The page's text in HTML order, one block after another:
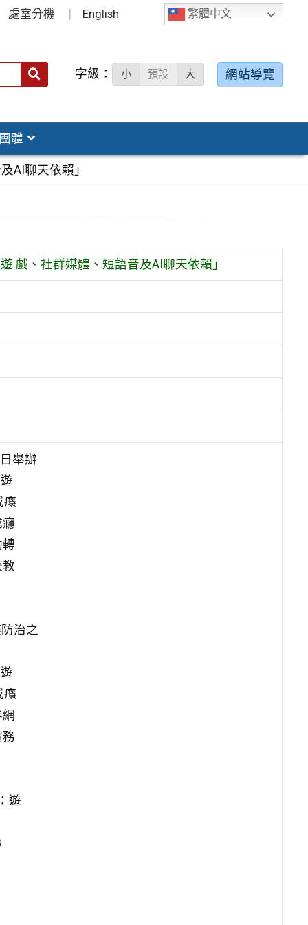
繁體中文
處室分機 English
字級： 小 預設 大 網站導覽
體
AI聊天依賴」
戲、社群媒體、短語音及AI聊天依賴」
舉辦
癮
治之
癮
遊